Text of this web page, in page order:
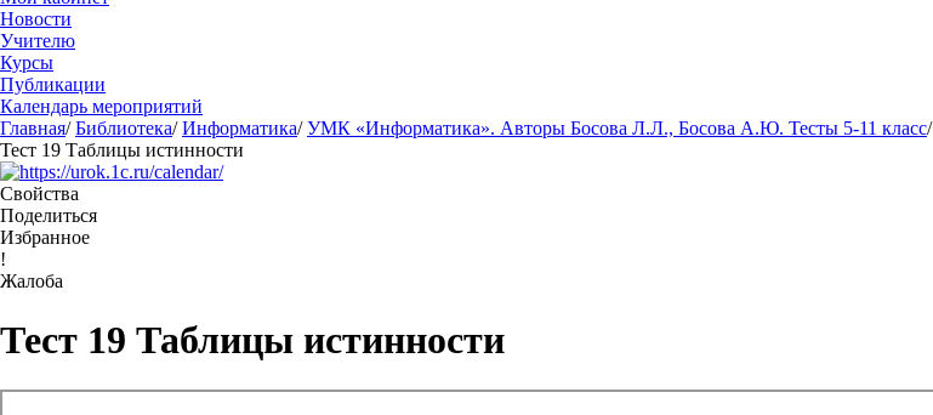
Новости
Учителю
Курсы
Публикации
Календарь мероприятий
Главная/ Библиотека/ Информатика/ УМК «Информатика». Авторы Босова Л.Л., Босова А.Ю. Тесты 5-11 класс/
Тест 19 Таблицы истинности
Свойства
Поделиться
Избранное
!
Жалоба
Тест 19 Таблицы истинности